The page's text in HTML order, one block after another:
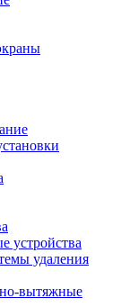
устройства
удаления
вытяжные